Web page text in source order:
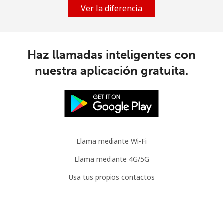
Ver la diferencia
Haz llamadas inteligentes con
nuestra aplicación gratuita.
Llama mediante Wi-Fi
Llama mediante 4G/5G
Usa tus propios contactos